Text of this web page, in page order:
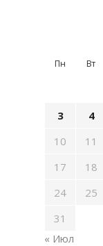
Пн Вт
3
4
10
11
17
18
24
25
31
« Июл